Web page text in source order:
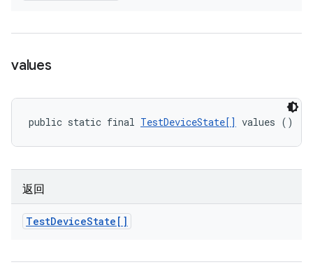
values
public static final TestDeviceState[] values ()
返回
TestDeviceState[]